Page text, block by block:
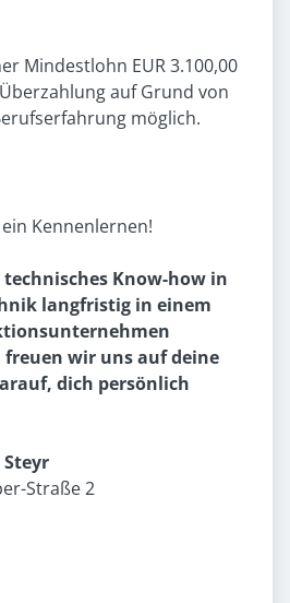
Mindestlohn EUR 3.100,00
auf Grund von
möglich.
Kennenlernen!
Know-how in
langfristig in einem
wir uns auf deine
dich persönlich
Steyr
Straße 2